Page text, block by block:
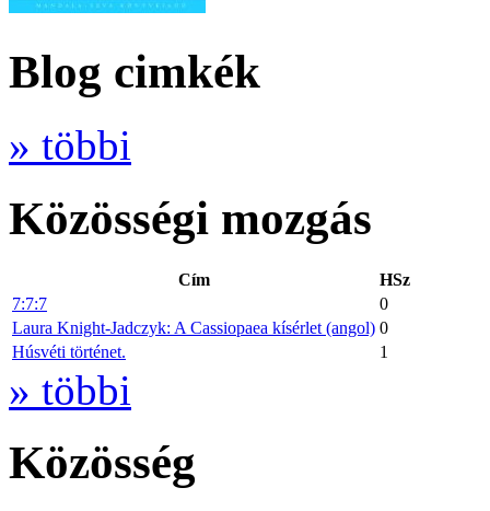
Blog cimkék
» többi
Közösségi mozgás
Cím
HSz
7:7:7
0
Laura Knight-Jadczyk: A Cassiopaea kísérlet (angol) 0
Húsvéti történet.
1
» többi
Közösség